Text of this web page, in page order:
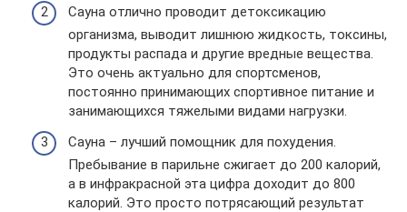
Сауна отлично проводит детоксикацию
организма, выводит лишнюю жидкость, токсины,
продукты распада и другие вредные вещества.
Это очень актуально для спортсменов,
постоянно принимающих спортивное питание и
занимающихся тяжелыми видами нагрузки.
Сауна – лучший помощник для похудения.
Пребывание в парильне сжигает до 200 калорий,
а в инфракрасной эта цифра доходит до 800
калорий. Это просто потрясающий результат